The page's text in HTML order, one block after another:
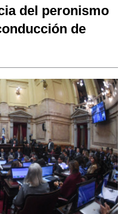
del peronismo
de